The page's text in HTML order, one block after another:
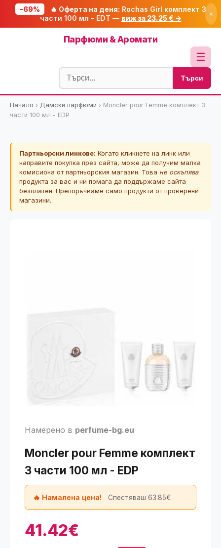
-69% 🔥 Оферта на деня: Rochas Girl комплект 3
части 100 мл - EDT — виж за 23.25 € → ×
Парфюми & Аромати
☰
Блог
🧮 Калкулатори
🔍 Намери продукт
🎟️ Купони
Търси
Начало › Дамски парфюми › Moncler pour Femme комплект 3
части 100 мл - EDP
Партньорски линкове: Когато кликнете на линк или
направите покупка през сайта, може да получим малка
комисиона от партньорския магазин. Това не оскъпява
продукта за вас и ни помага да поддържаме сайта
безплатен. Препоръчваме само продукти от проверени
магазини.
Намерено в perfume-bg.eu
Moncler pour Femme комплект
3 части 100 мл - EDP
🔥 Намалена цена! Спестяваш 63.85€
41.42€